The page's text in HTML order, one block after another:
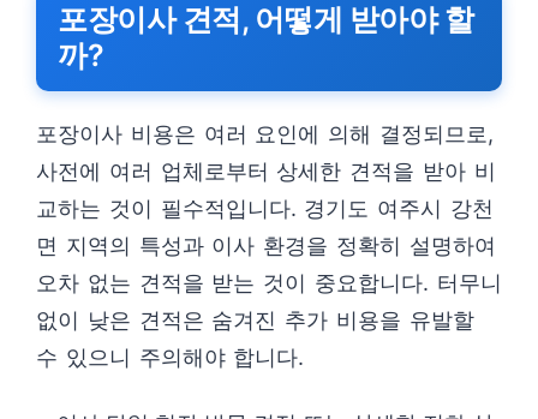
포장이사 견적, 어떻게 받아야 할
까?
포장이사 비용은 여러 요인에 의해 결정되므로,
사전에 여러 업체로부터 상세한 견적을 받아 비
교하는 것이 필수적입니다. 경기도 여주시 강천
면 지역의 특성과 이사 환경을 정확히 설명하여
오차 없는 견적을 받는 것이 중요합니다. 터무니
없이 낮은 견적은 숨겨진 추가 비용을 유발할
수 있으니 주의해야 합니다.